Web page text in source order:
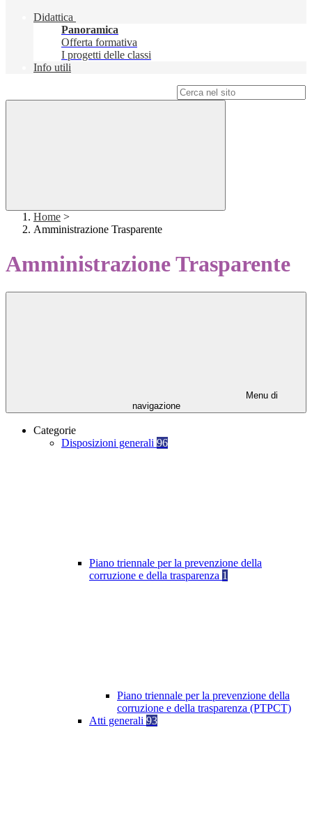
Didattica
Panoramica
Offerta formativa
I progetti delle classi
Info utili
Home >
Amministrazione Trasparente
Amministrazione Trasparente
Menu di
navigazione
Categorie
Disposizioni generali 96
Piano triennale per la prevenzione della
corruzione e della trasparenza 1
Piano triennale per la prevenzione della
corruzione e della trasparenza (PTPCT)
Atti generali 93